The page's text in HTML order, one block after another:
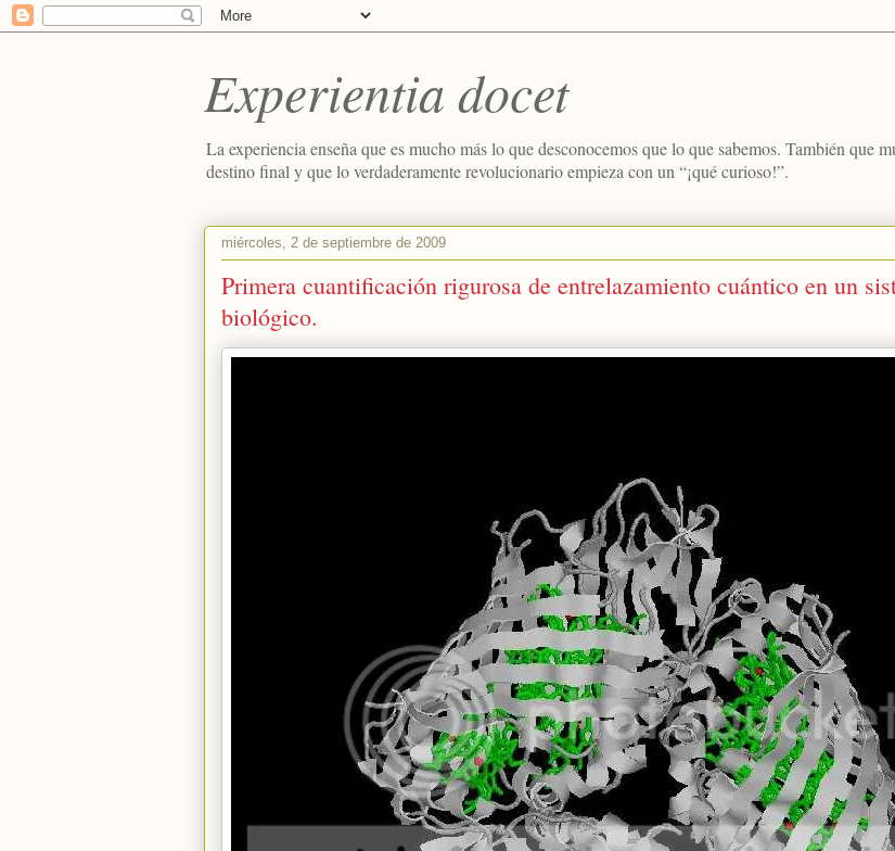
Experientia docet
La experiencia enseña que es mucho más lo que desconocemos que lo que sabemos. También que
destino final y que lo verdaderamente revolucionario empieza con un “¡qué curioso!”.
miércoles, 2 de septiembre de 2009
Primera cuantificación rigurosa de entrelazamiento cuántico en un
biológico.